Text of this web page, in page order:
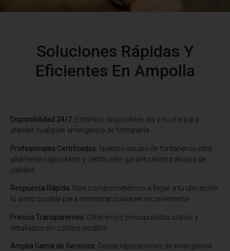
Soluciones Rápidas Y
Eficientes En Ampolla
Disponibilidad 24/7: Estamos disponibles día y noche para
atender cualquier emergencia de fontanería.
Profesionales Certificados: Nuestro equipo de fontaneros está
altamente capacitado y certificado, garantizando trabajos de
calidad.
Respuesta Rápida: Nos comprometemos a llegar a tu ubicación
lo antes posible para minimizar cualquier inconveniente.
Precios Transparentes: Ofrecemos presupuestos claros y
detallados sin costos ocultos.
Amplia Gama de Servicios: Desde reparaciones de emergencia